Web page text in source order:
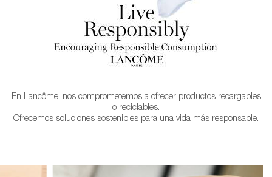
En Lancôme, nos comprometemos a ofrecer productos recargables
o reciclables.
Ofrecemos soluciones sostenibles para una vida más responsable.